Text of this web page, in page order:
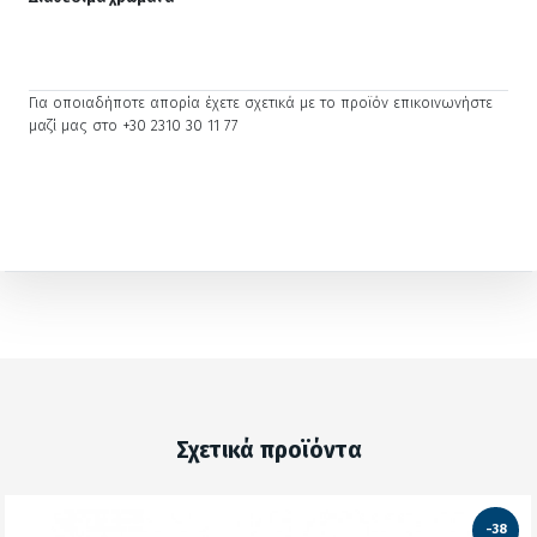
Για οποιαδήποτε απορία έχετε σχετικά με το προϊόν επικοινωνήστε
μαζί μας στο +30 2310 30 11 77
Σχετικά προϊόντα
-38